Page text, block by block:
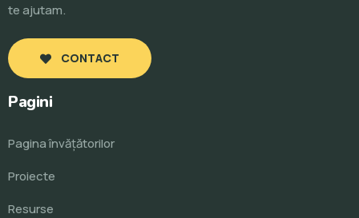
te ajutam.
CONTACT
Pagini
Pagina învăţătorilor
Proiecte
Resurse